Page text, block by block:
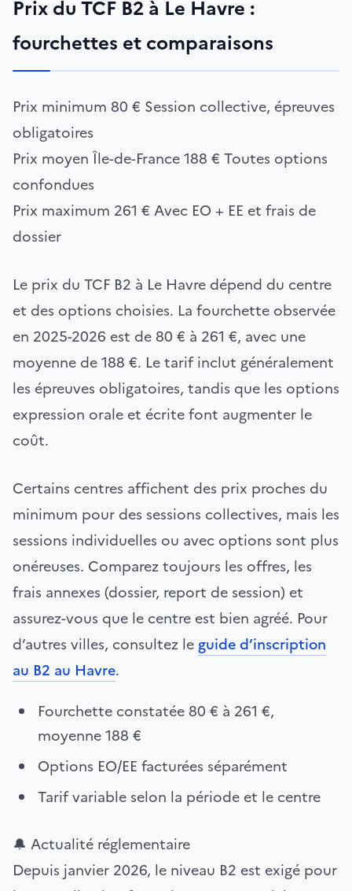
Prix du TCF B2 à Le Havre :
fourchettes et comparaisons
Prix minimum 80 € Session collective, épreuves
obligatoires
Prix moyen Île-de-France188 € Toutes options
confondues
Prix maximum 261 € Avec EO + EE et frais de
dossier
Le prix du TCF B2 à Le Havre dépend du centre
et des options choisies. La fourchette observée
en 2025-2026 est de 80 € à 261 €, avec une
moyenne de 188 €. Le tarif inclut généralement
les épreuves obligatoires, tandis que les options
expression orale et écrite font augmenter le
coût.
Certains centres affichent des prix proches du
minimum pour des sessions collectives, mais les
sessions individuelles ou avec options sont plus
onéreuses. Comparez toujours les offres, les
frais annexes (dossier, report de session) et
assurez-vous que le centre est bien agréé. Pour
d’autres villes, consultez le guide d’inscription
au B2 au Havre.
Fourchette constatée 80 € à 261 €,
moyenne 188 €
Options EO/EE facturées séparément
Tarif variable selon la période et le centre
🔔 Actualité réglementaire
Depuis janvier 2026, le niveau B2 est exigé pour